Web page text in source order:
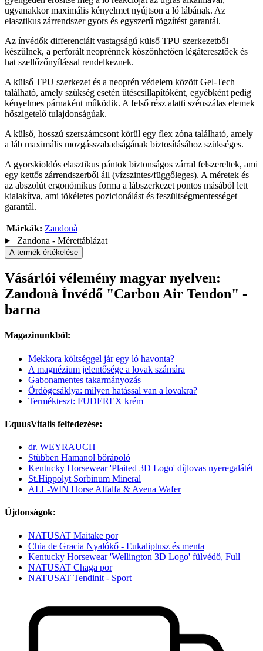
ugyanakkor maximális kényelmet nyújtson a ló lábának. Az
elasztikus zárrendszer gyors és egyszerű rögzítést garantál.
Az ínvédők differenciált vastagságú külső TPU szerkezetből
készülnek, a perforált neoprénnek köszönhetően légáteresztőek és
hat szellőzőnyílással rendelkeznek.
A külső TPU szerkezet és a neoprén védelem között Gel-Tech
található, amely szükség esetén ütéscsillapítóként, egyébként pedig
kényelmes párnaként működik. A felső rész alatti szénszálas elemek
hőszigetelő tulajdonságúak.
A külső, hosszú szerszámcsont körül egy flex zóna található, amely
a láb maximális mozgásszabadságának biztosításához szükséges.
A gyorskioldós elasztikus pántok biztonságos zárral felszereltek, ami
egy kettős zárrendszerből áll (vízszintes/függőleges). A méretek és
az abszolút ergonómikus forma a lábszerkezet pontos másából lett
kialakítva, ami tökéletes pozicionálást és feszültségmentességet
garantál.
Márkák: Zandonà
Zandona - Mérettáblázat
A termék értékelése
Vásárlói vélemény magyar nyelven:
Zandonà Ínvédő "Carbon Air Tendon" -
barna
Magazinunkból:
Mekkora költséggel jár egy ló havonta?
A magnézium jelentősége a lovak számára
Gabonamentes takarmányozás
Ördögcsáklya: milyen hatással van a lovakra?
Termékteszt: FUDEREX krém
EquusVitalis felfedezése:
dr. WEYRAUCH
Stübben Hamanol bőrápoló
Kentucky Horsewear 'Plaited 3D Logo' díjlovas nyeregalátét
St.Hippolyt Sorbinum Mineral
ALL-WIN Horse Alfalfa & Avena Wafer
Újdonságok:
NATUSAT Maitake por
Chia de Gracia Nyalókő - Eukaliptusz és menta
Kentucky Horsewear 'Wellington 3D Logo' fülvédő, Full
NATUSAT Chaga por
NATUSAT Tendinit - Sport